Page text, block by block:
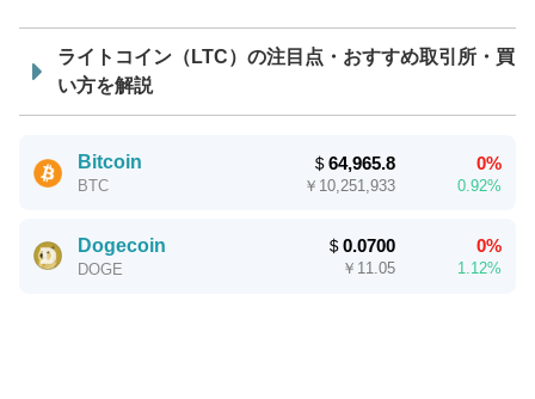
ライトコイン（LTC）の注目点・おすすめ取引所・買
い方を解説
Bitcoin
BTC
＄64,965.8
￥ 10,251,933
0%
0.92%
Dogecoin
DOGE
＄0.0700
￥ 11.05
0%
1.12%